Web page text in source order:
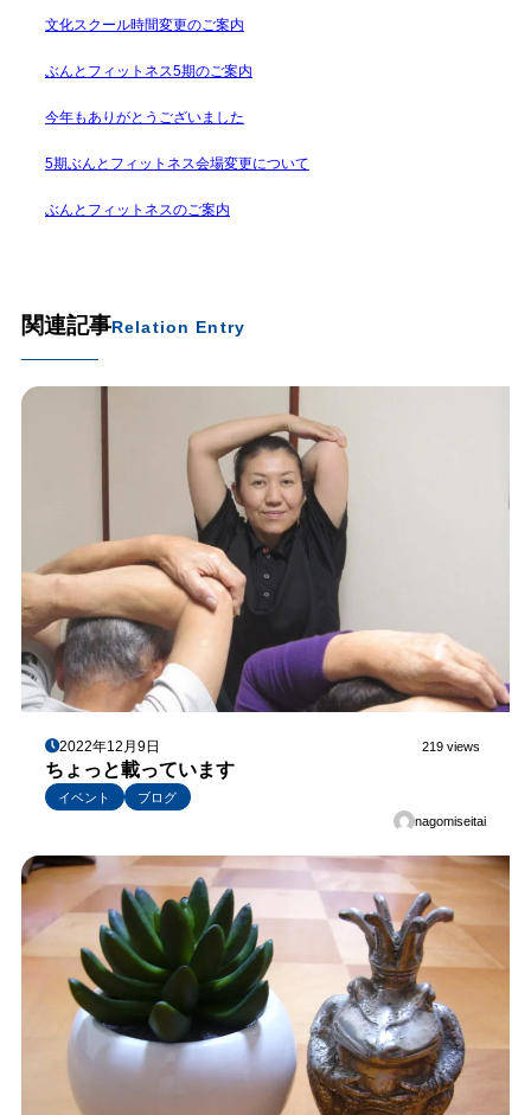
文化スクール時間変更のご案内
ぶんとフィットネス5期のご案内
今年もありがとうございました
5期ぶんとフィットネス会場変更について
ぶんとフィットネスのご案内
関連記事Relation Entry
2022年12月9日 219 views
ちょっと載っています
イベント
ブログ
nagomiseitai